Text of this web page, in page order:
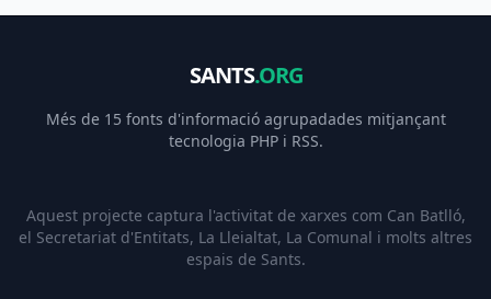
SANTS.ORG
Més de 15 fonts d'informació agrupadades mitjançant
tecnologia PHP i RSS.
Aquest projecte captura l'activitat de xarxes com Can Batlló,
el Secretariat d'Entitats, La Lleialtat, La Comunal i molts altres
espais de Sants.